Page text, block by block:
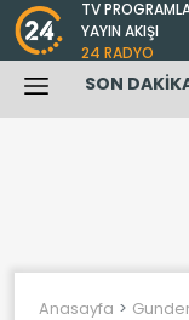
TV
YAYIN AKIŞI
24 RADYO
SON
Anasayfa